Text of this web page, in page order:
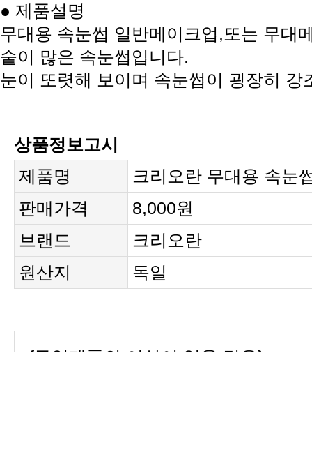
● 제품설명
숱이 많은 속눈썹입니다.
눈이 또렷해 보이며 속눈썹이 굉장히
상품정보고시
제품명
크리오란 무대용 속눈
판매가격
8,000원
브랜드
크리오란
원산지
독일
{구입제품의 이상이 있을 경우}